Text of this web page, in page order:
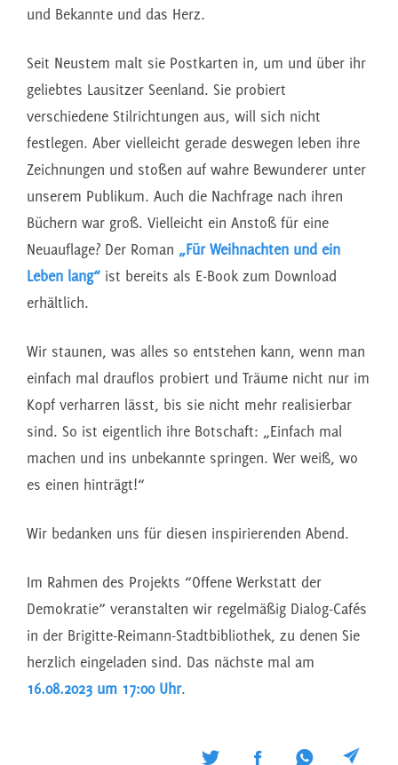
und Bekannte und das Herz.
Seit Neustem malt sie Postkarten in, um und über ihr
geliebtes Lausitzer Seenland. Sie probiert
verschiedene Stilrichtungen aus, will sich nicht
festlegen. Aber vielleicht gerade deswegen leben ihre
Zeichnungen und stoßen auf wahre Bewunderer unter
unserem Publikum. Auch die Nachfrage nach ihren
Büchern war groß. Vielleicht ein Anstoß für eine
Neuauflage? Der Roman „Für Weihnachten und ein
Leben lang“ ist bereits als E-Book zum Download
erhältlich.
Wir staunen, was alles so entstehen kann, wenn man
einfach mal drauflos probiert und Träume nicht nur im
Kopf verharren lässt, bis sie nicht mehr realisierbar
sind. So ist eigentlich ihre Botschaft: „Einfach mal
machen und ins unbekannte springen. Wer weiß, wo
es einen hinträgt!“
Wir bedanken uns für diesen inspirierenden Abend.
Im Rahmen des Projekts “Offene Werkstatt der
Demokratie” veranstalten wir regelmäßig Dialog-Cafés
in der Brigitte-Reimann-Stadtbibliothek, zu denen Sie
herzlich eingeladen sind. Das nächste mal am
16.08.2023 um 17:00 Uhr.